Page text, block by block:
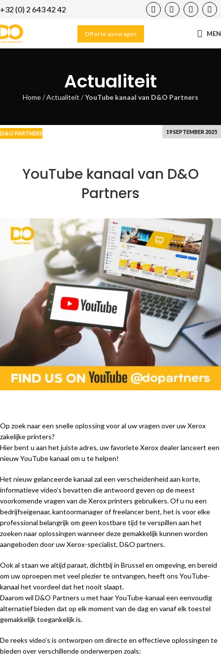
+32 (0) 2 643 42 42
Offerte aanvragen
Actualiteit
Home/Actualiteit /YouTube kanaal van D&O Partners
D&O PARTNERS
YouTube kanaal van D&O
Partners
19 SEPTEMBER 2025
23
FEB
Op zoek naar een snelle oplossing voor al uw vragen over uw Xerox
zakelijke printers?
Hier bent u aan het juiste adres, uw favoriete Xerox dealer lanceert een
nieuw YouTube kanaal om u te helpen!
Het nieuw gelanceerde kanaal zal een verscheidenheid aan korte,
informatieve video’s bevatten die antwoord geven op de meest
voorkomende vragen van de Xerox printers gebruikers. Of u nu een
bedrijfseigenaar, kantoormanager of freelancer bent, het is voor elke
professional belangrijk om geen kostbare tijd te verspillen aan het
zoeken naar oplossingen wanneer deze gemakkelijk kunnen worden
aangeboden door uw Xerox-specialist, D&O partners.
Ook al staan we altijd paraat, dichtbij in Brussel en omgeving, en bereid
om uw oproepen met veel plezier te ontvangen, heeft ons YouTube-
kanaal het voordeel dat het nooit slaapt.
Daarom wil D&O Partners u met haar YouTube-kanaal een eenvoudig
alternatief bieden dat op elk moment van de dag en vanaf elk toestel
gemakkelijk toegankelijk is.
De reeks video’s is ontworpen om directe en effectieve oplossingen te
bieden over verschillende onderwerpen zoals: